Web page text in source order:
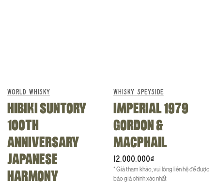
WORLD WHISKY
HIBIKI SUNTORY
100TH
ANNIVERSARY
JAPANESE
HARMONY
WHISKY SPEYSIDE
IMPERIAL 1979
GORDON &
MACPHAIL
12,000,000₫
* Giá tham khảo, vui lòng liên hệ để được
báo giá chính xác nhất